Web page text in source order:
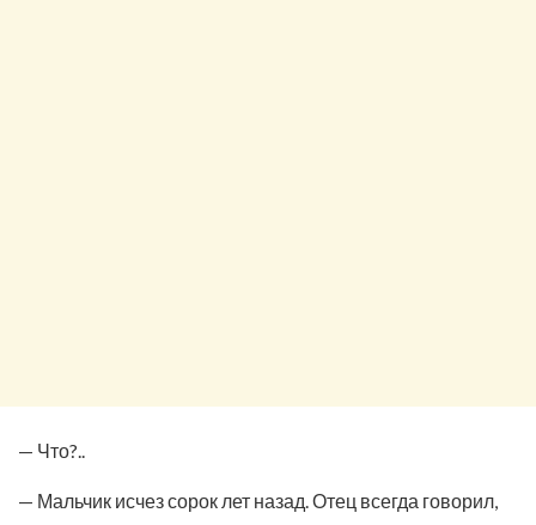
— Что?..
— Мальчик исчез сорок лет назад. Отец всегда говорил,